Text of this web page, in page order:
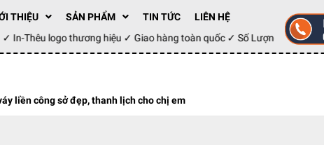
THIỆU SẢN PHẨM TIN TỨC
LIÊN HỆ
✓ In-Thêu logo thương hiệu ✓ Giao hàng toàn quốc ✓ Số Lượng 100 cái
liền công sở đẹp, thanh lịch cho chị em